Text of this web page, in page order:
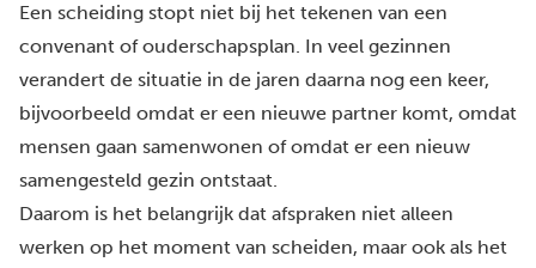
Een scheiding stopt niet bij het tekenen van een
convenant of ouderschapsplan. In veel gezinnen
verandert de situatie in de jaren daarna nog een keer,
bijvoorbeeld omdat er een nieuwe partner komt, omdat
mensen gaan samenwonen of omdat er een nieuw
samengesteld gezin ontstaat.
Daarom is het belangrijk dat afspraken niet alleen
werken op het moment van scheiden, maar ook als het